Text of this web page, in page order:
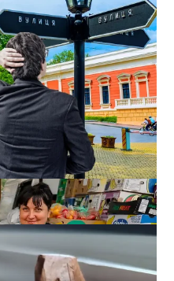
вулиць:
назв
1